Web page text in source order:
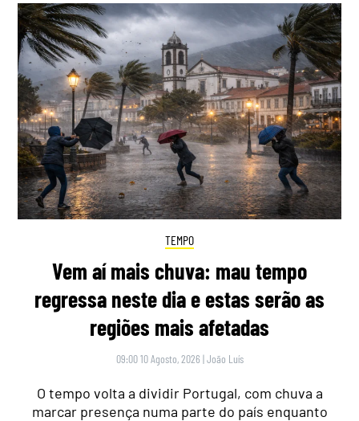
TEMPO
Vem aí mais chuva: mau tempo
regressa neste dia e estas serão as
regiões mais afetadas
09:00 10 Agosto, 2026 |João Luís
O tempo volta a dividir Portugal, com chuva a
marcar presença numa parte do país enquanto